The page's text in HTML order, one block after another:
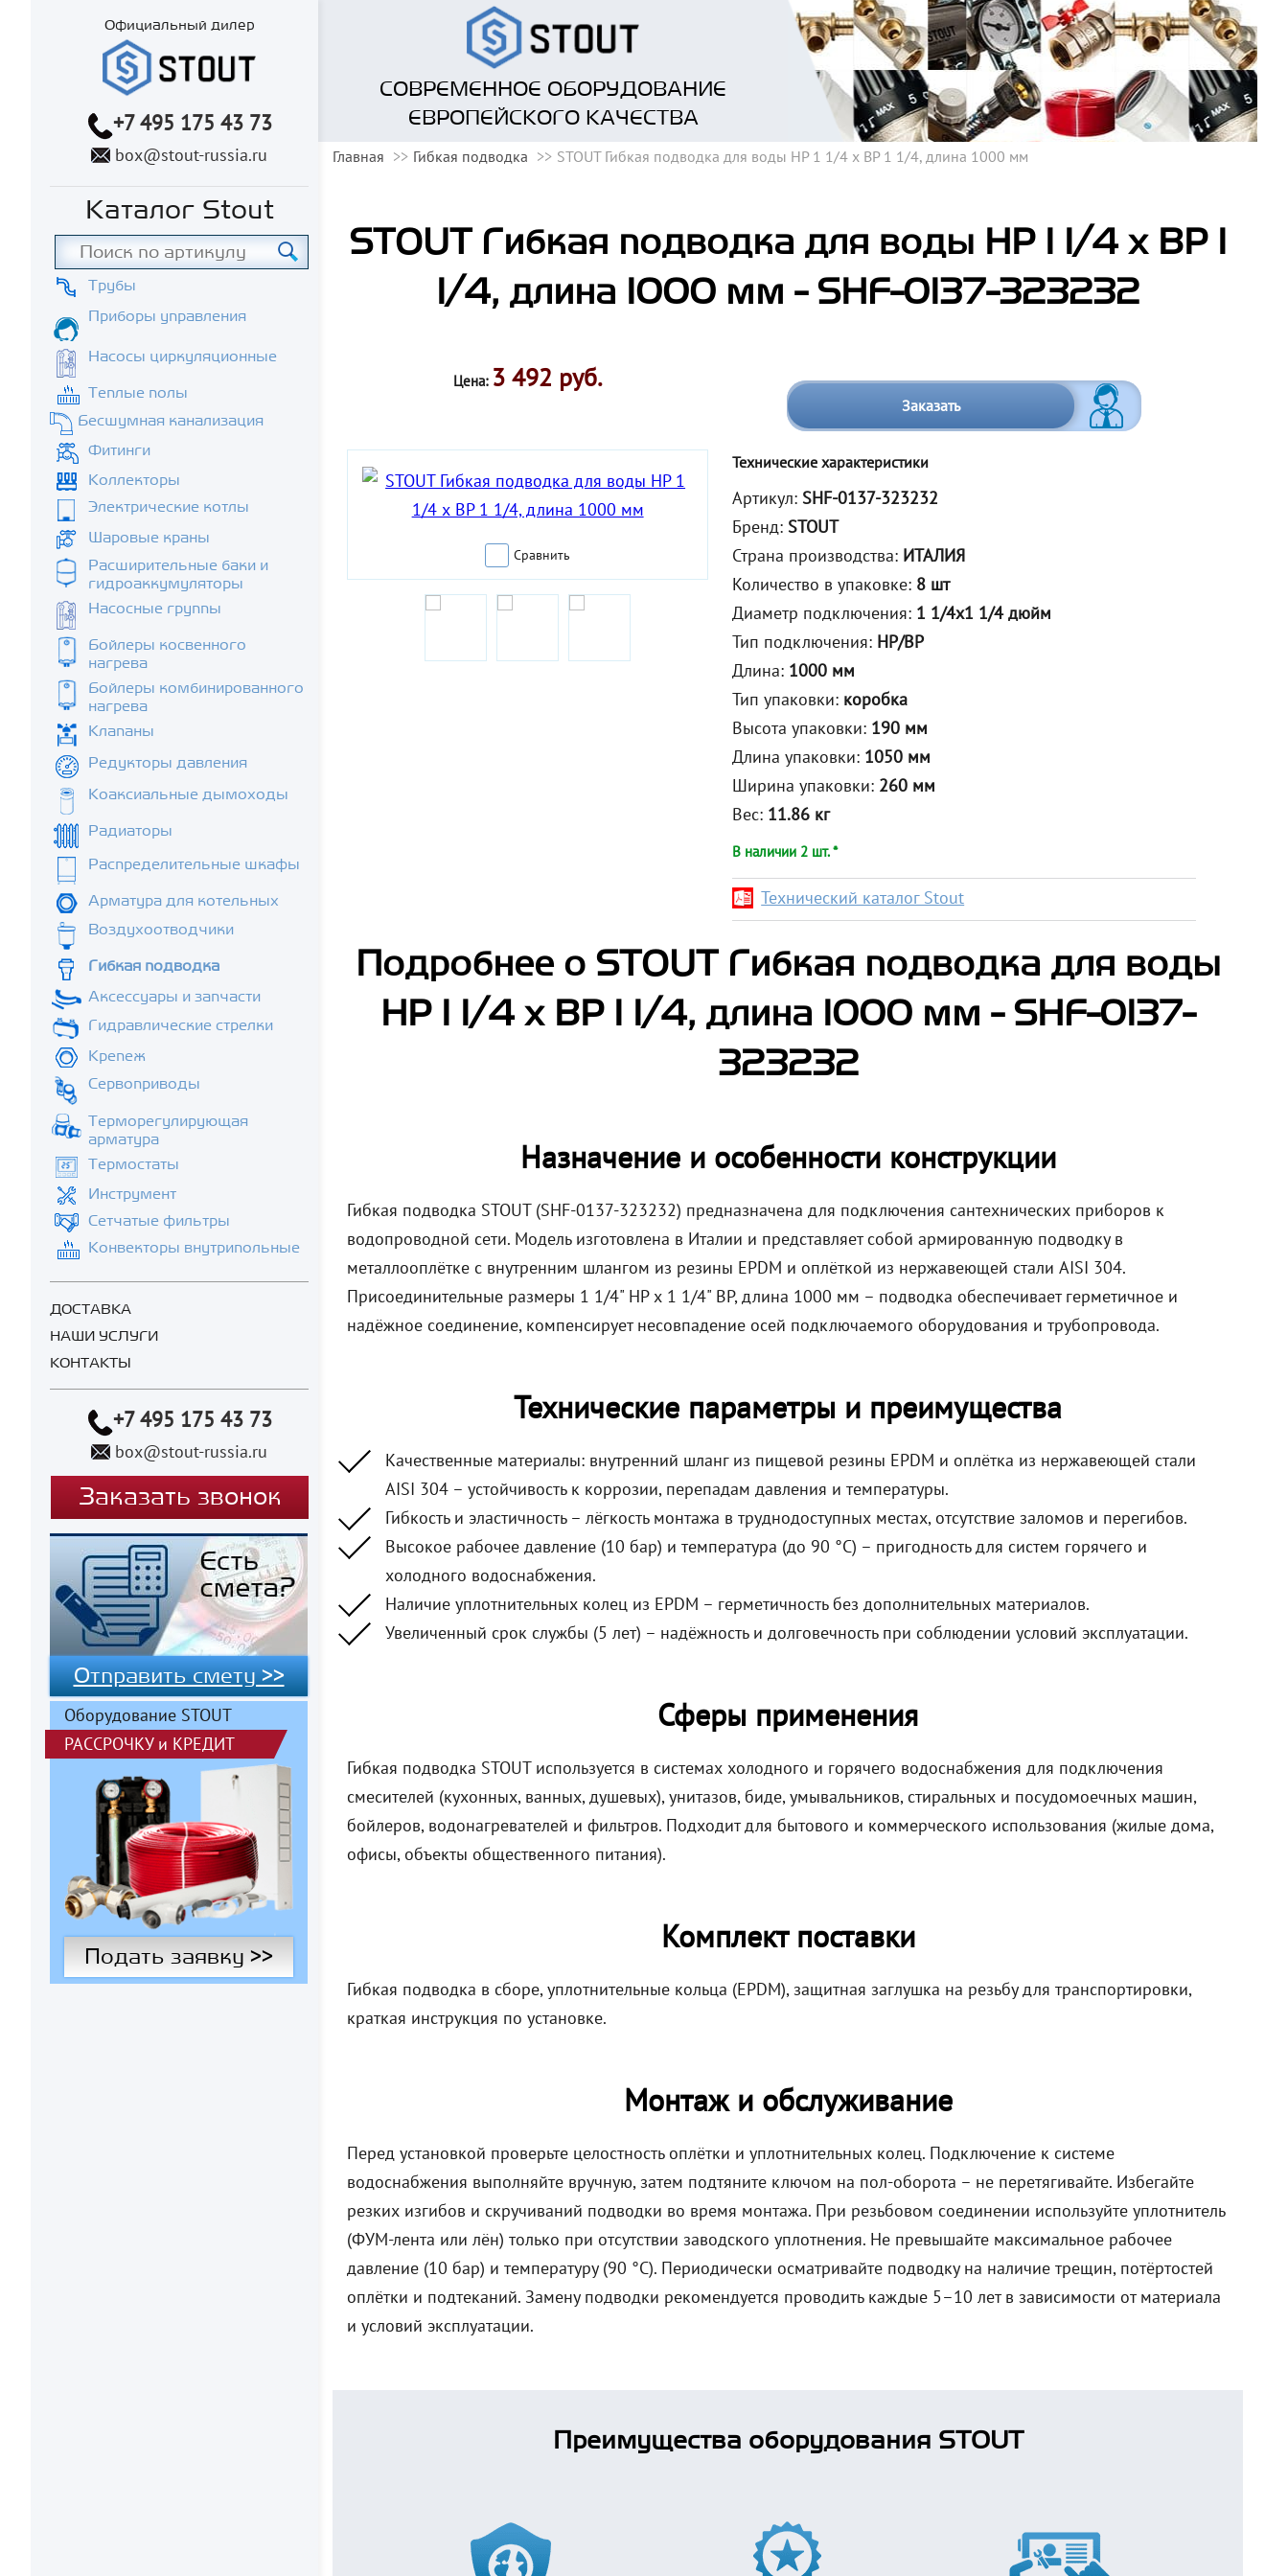
Официальный дилер
+7 495 175 43 73
box@stout-russia.ru
Каталог Stout
Трубы
Приборы управления
Насосы циркуляционные
Теплые полы
Бесшумная канализация
Фитинги
Коллекторы
Электрические котлы
Шаровые краны
Расширительные баки и
гидроаккумуляторы
Насосные группы
Бойлеры косвенного
нагрева
Бойлеры комбинированного
нагрева
Клапаны
Редукторы давления
Коаксиальные дымоходы
Радиаторы
Распределительные шкафы
Арматура для котельных
Воздухоотводчики
Гибкая подводка
Аксессуары и запчасти
Гидравлические стрелки
Крепеж
Сервоприводы
Терморегулирующая
арматура
Термостаты
Инструмент
Сетчатые фильтры
Конвекторы внутрипольные
ДОСТАВКА
НАШИ УСЛУГИ
КОНТАКТЫ
+7 495 175 43 73
box@stout-russia.ru
Заказать звонок
Отправить смету >>
Оборудование STOUT
РАССРОЧКУи КРЕДИТ
Подать заявку >>
СОВРЕМЕННОЕ ОБОРУДОВАНИЕ
ЕВРОПЕЙСКОГО КАЧЕСТВА
Главная Гибкая подводка STOUT Гибкая подводка для воды НР 1 1/4 х ВР 1 1/4, длина 1000 мм
STOUT Гибкая подводка для воды НР 1 1/4 х ВР 1
1/4, длина 1000 мм - SHF-0137-323232
Цена: 3 492 руб.
Заказать
Сравнить
Технические характеристики
Артикул: SHF-0137-323232
Бренд: STOUT
Страна производства: ИТАЛИЯ
Количество в упаковке: 8 шт
Диаметр подключения: 1 1/4х1 1/4 дюйм
Тип подключения: НР/ВР
Длина: 1000 мм
Тип упаковки: коробка
Высота упаковки: 190 мм
Длина упаковки: 1050 мм
Ширина упаковки: 260 мм
Вес: 11.86 кг
В наличии 2 шт. *
Технический каталог Stout
Подробнее о STOUT Гибкая подводка для воды
НР 1 1/4 х ВР 1 1/4, длина 1000 мм - SHF-0137-
323232
Назначение и особенности конструкции
Гибкая подводка STOUT (SHF-0137-323232) предназначена для подключения сантехнических приборов к
водопроводной сети. Модель изготовлена в Италии и представляет собой армированную подводку в
металлооплётке с внутренним шлангом из резины EPDM и оплёткой из нержавеющей стали AISI 304.
Присоединительные размеры 1 1/4" НР х 1 1/4" ВР, длина 1000 мм – подводка обеспечивает герметичное и
надёжное соединение, компенсирует несовпадение осей подключаемого оборудования и трубопровода.
Технические параметры и преимущества
Качественные материалы: внутренний шланг из пищевой резины EPDM и оплётка из нержавеющей стали
AISI 304 – устойчивость к коррозии, перепадам давления и температуры.
Гибкость и эластичность – лёгкость монтажа в труднодоступных местах, отсутствие заломов и перегибов.
Высокое рабочее давление (10 бар) и температура (до 90 °C) – пригодность для систем горячего и
холодного водоснабжения.
Наличие уплотнительных колец из EPDM – герметичность без дополнительных материалов.
Увеличенный срок службы (5 лет) – надёжность и долговечность при соблюдении условий эксплуатации.
Сферы применения
Гибкая подводка STOUT используется в системах холодного и горячего водоснабжения для подключения
смесителей (кухонных, ванных, душевых), унитазов, биде, умывальников, стиральных и посудомоечных машин,
бойлеров, водонагревателей и фильтров. Подходит для бытового и коммерческого использования (жилые дома,
офисы, объекты общественного питания).
Комплект поставки
Гибкая подводка в сборе, уплотнительные кольца (EPDM), защитная заглушка на резьбу для транспортировки,
краткая инструкция по установке.
Монтаж и обслуживание
Перед установкой проверьте целостность оплётки и уплотнительных колец. Подключение к системе
водоснабжения выполняйте вручную, затем подтяните ключом на пол-оборота – не перетягивайте. Избегайте
резких изгибов и скручиваний подводки во время монтажа. При резьбовом соединении используйте уплотнитель
(ФУМ-лента или лён) только при отсутствии заводского уплотнения. Не превышайте максимальное рабочее
давление (10 бар) и температуру (90 °C). Периодически осматривайте подводку на наличие трещин, потёртостей
оплётки и подтеканий. Замену подводки рекомендуется проводить каждые 5–10 лет в зависимости от материала
и условий эксплуатации.
Преимущества оборудования STOUT